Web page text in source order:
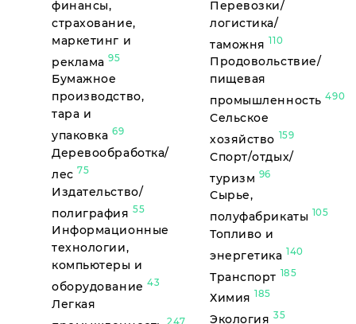
финансы,
страхование,
маркетинг и
реклама95
Бумажное
производство,
тара и
упаковка69
Деревообработка/
лес 75
Издательство/
полиграфия55
Информационные
технологии,
компьютеры и
оборудование43
Легкая
247
Перевозки/
логистика/
таможня 110
Продовольствие/
пищевая
промышленность490
Сельское
хозяйство 159
Спорт/отдых/
туризм 96
Сырье,
полуфабрикаты 105
Топливо и
энергетика 140
Транспорт 185
Химия 185
Экология35